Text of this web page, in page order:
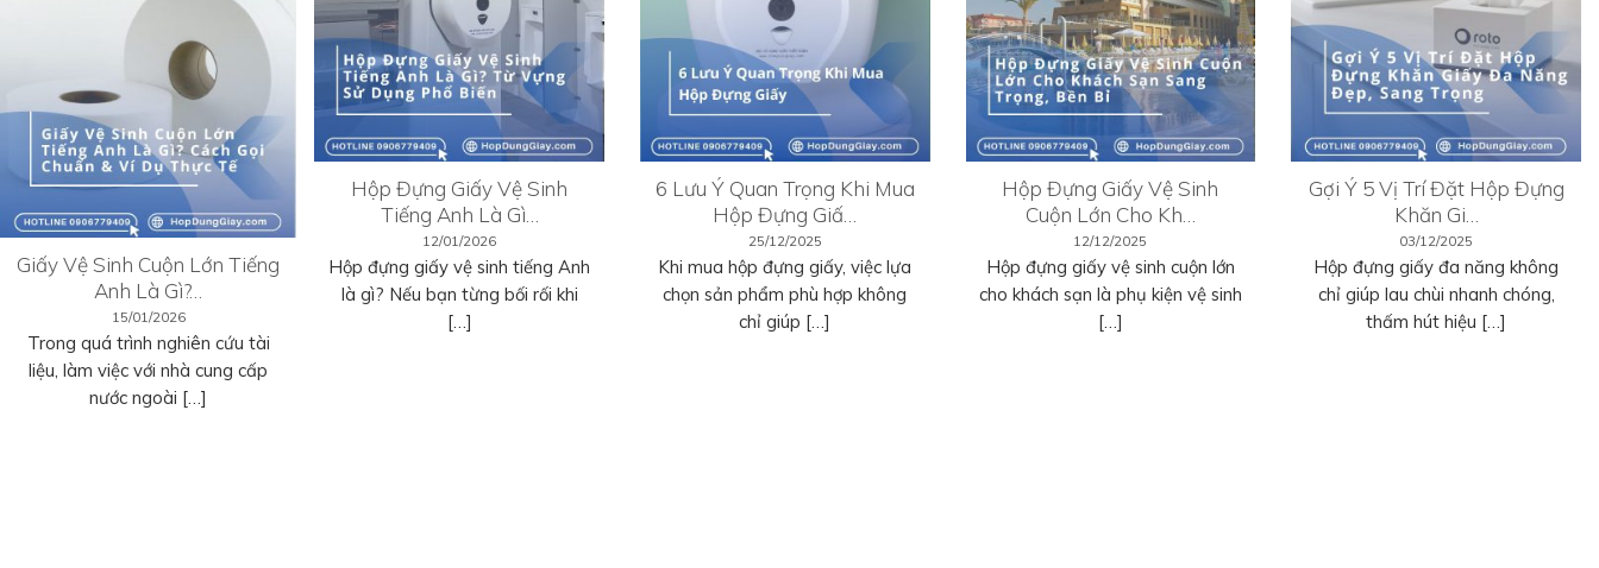
Giấy Vệ Sinh Cuộn Lớn Tiếng
Anh Là Gì?…
15/01/2026
Trong quá trình nghiên cứu tài
liệu, làm việc với nhà cung cấp
nước ngoài […]
Hộp Đựng Giấy Vệ Sinh
Tiếng Anh Là Gì…
12/01/2026
Hộp đựng giấy vệ sinh tiếng Anh
là gì? Nếu bạn từng bối rối khi
[…]
6 Lưu Ý Quan Trọng Khi Mua
Hộp Đựng Giấ…
25/12/2025
Khi mua hộp đựng giấy, việc lựa
chọn sản phẩm phù hợp không
chỉ giúp […]
Hộp Đựng Giấy Vệ Sinh
Cuộn Lớn Cho Kh…
12/12/2025
Hộp đựng giấy vệ sinh cuộn lớn
cho khách sạn là phụ kiện vệ sinh
[…]
Gợi Ý 5 Vị Trí Đặt Hộp Đựng
Khăn Gi…
03/12/2025
Hộp đựng giấy đa năng không
chỉ giúp lau chùi nhanh chóng,
thấm hút hiệu […]